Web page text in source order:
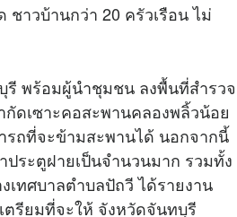
าวบ้านกว่า 20 ครัวเรือน ไม่
พร้อมผู้นำชุมชน ลงพื้นที่สำรวจ
กัดเซาะคอสะพานคลองพลิ้วน้อย
รถที่จะข้ามสะพานได้ นอกจากนี้
ระตูฝายเป็นจำนวนมาก รวมทั้ง
เทศบาลตำบลปัถวี ได้รายงาน
รียมที่จะให้ จังหวัดจันทบุรี